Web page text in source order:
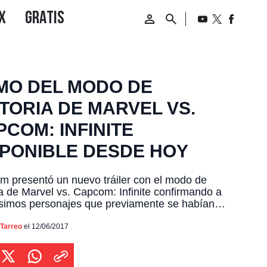
DEL MODO DE
DE MARVEL VS.
INFINITE
DESDE HOY
presentó un nuevo tráiler con el modo de
de Marvel vs. Capcom: Infinite confirmando a
personajes que previamente se habían
Desde hoy mismo estará disponible una
el 12/06/2017